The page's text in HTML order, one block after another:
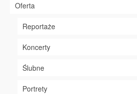
Oferta
Reportaże
Koncerty
Ślubne
Portrety